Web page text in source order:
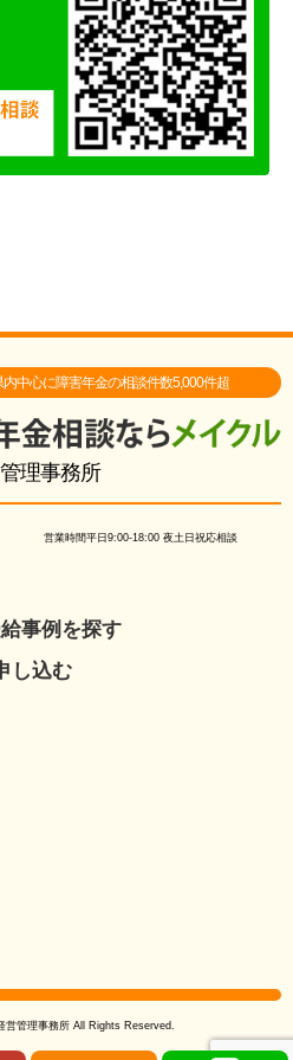
中心に障害年金の相談件数5,000件超
理事務所
営業時間平日9:00-18:00夜土日祝応相談
事例を探す
し込む
営管理事務所 All Rights Reserved.